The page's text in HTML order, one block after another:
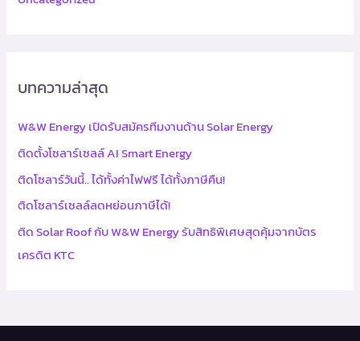
บทความล่าสุด
W&W Energy เปิดรับสมัครทีมงานด้าน Solar Energy
ติดตั้งโซลาร์เซลล์ AI Smart Energy
ติดโซลาร์วันนี้.. ได้ทั้งค่าไฟฟรี ได้ทั้งภาษีคืน!
ติดโซลาร์เซลล์ลดหย่อนภาษีได้!
ติด Solar Roof กับ W&W Energy รับสิทธิพิเศษสุดคุ้มจากบัตร
เครดิต KTC